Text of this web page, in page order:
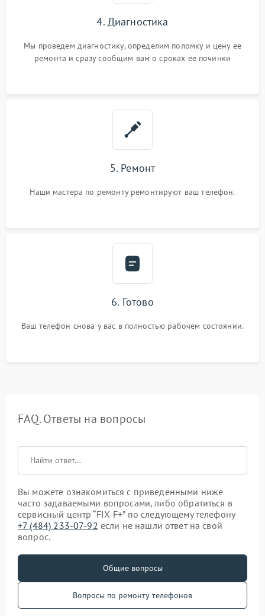
4. Диагностика
Мы проведем диагностику, определим поломку и цену ее
ремонта и сразу сообщим вам о сроках ее починки
5. Ремонт
Наши мастера по ремонту ремонтируют ваш телефон.
6. Готово
Ваш телефон снова у вас в полностью рабочем состоянии.
FAQ. Ответы на вопросы
Вы можете ознакомиться с приведенными ниже
часто задаваемыми вопросами, либо обратиться в
сервисный центр “FIX-F+” по следующему телефону
+7 (484) 233-07-92 если не нашли ответ на свой
вопрос.
Общие вопросы
Вопросы по ремонту телефонов